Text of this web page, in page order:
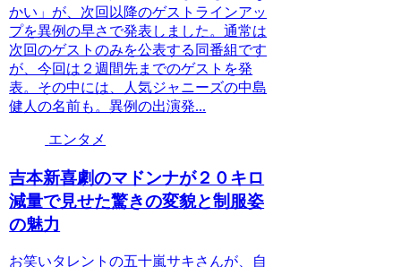
かい」が、次回以降のゲストラインアッ
プを異例の早さで発表しました。通常は
次回のゲストのみを公表する同番組です
が、今回は２週間先までのゲストを発
表。その中には、人気ジャニーズの中島
健人の名前も。異例の出演発...
エンタメ
吉本新喜劇のマドンナが２０キロ
減量で見せた驚きの変貌と制服姿
の魅力
お笑いタレントの五十嵐サキさんが、自